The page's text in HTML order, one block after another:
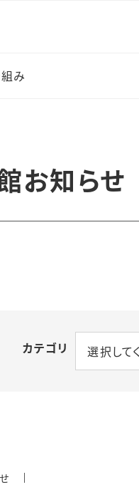
み
お知らせ
カテゴリ 選択して